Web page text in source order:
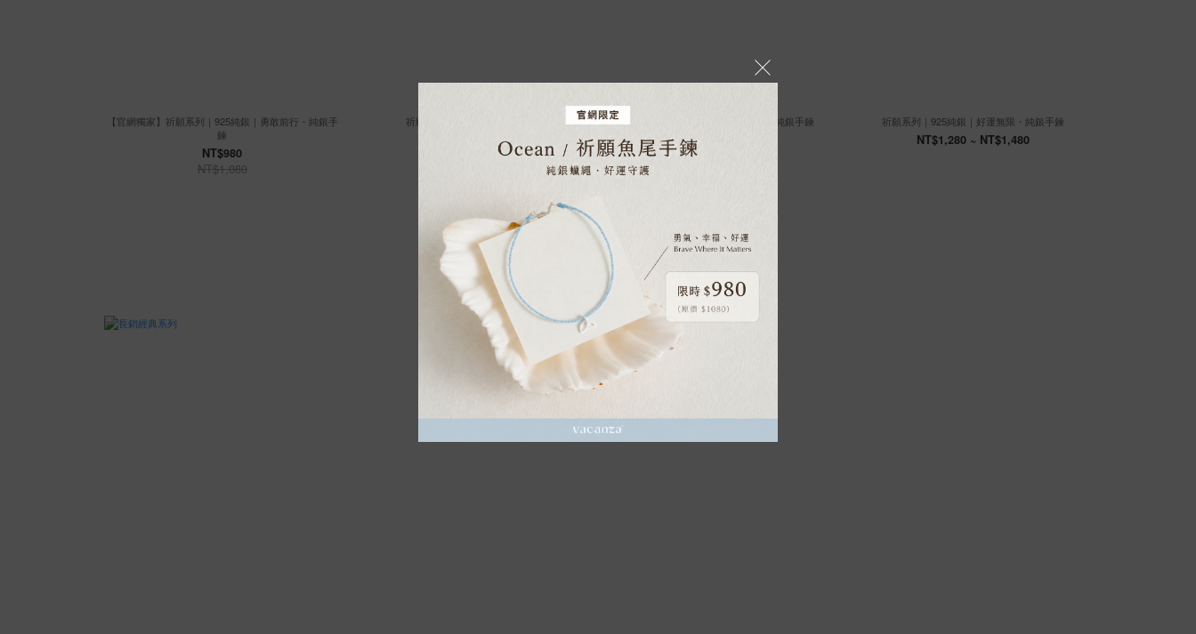
【官網獨家】祈願系列｜925純銀｜勇敢前行・純銀手
鍊
NT$980
NT$1,080
祈願系列｜925純銀｜銀珠手鍊 祈願系列｜925純銀｜好事成雙・純銀手鍊 祈願系列｜925純銀｜好運無限・純銀手鍊
NT$1,280 ~ NT$1,480